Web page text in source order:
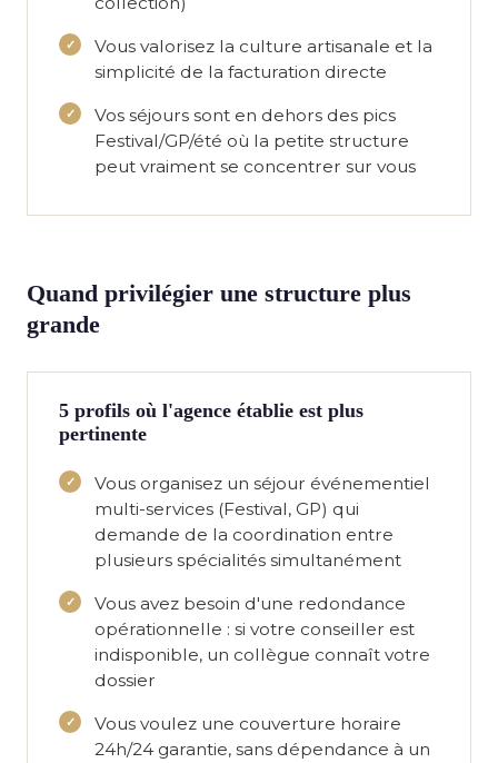
Vous valorisez la culture artisanale et la
simplicité de la facturation directe
Vos séjours sont en dehors des pics
Festival/GP/été où la petite structure
peut vraiment se concentrer sur vous
Quand privilégier une structure plus
grande
5 profils où l'agence établie est plus
pertinente
Vous organisez un séjour événementiel
multi-services (Festival, GP) qui
demande de la coordination entre
plusieurs spécialités simultanément
Vous avez besoin d'une redondance
opérationnelle : si votre conseiller est
indisponible, un collègue connaît votre
dossier
Vous voulez une couverture horaire
24h/24 garantie, sans dépendance à un